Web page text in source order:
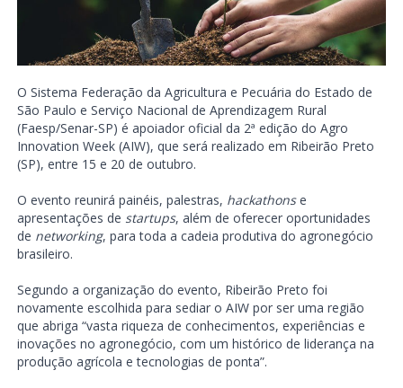
O Sistema Federação da Agricultura e Pecuária do Estado de
São Paulo e Serviço Nacional de Aprendizagem Rural
(Faesp/Senar-SP) é apoiador oficial da 2ª edição do Agro
Innovation Week (AIW), que será realizado em Ribeirão Preto
(SP), entre 15 e 20 de outubro.
O evento reunirá painéis, palestras, hackathonse
apresentações de startups, além de oferecer oportunidades
de networking, para toda a cadeia produtiva do agronegócio
brasileiro.
Segundo a organização do evento, Ribeirão Preto foi
novamente escolhida para sediar o AIW por ser uma região
que abriga “vasta riqueza de conhecimentos, experiências e
inovações no agronegócio, com um histórico de liderança na
produção agrícola e tecnologias de ponta”.